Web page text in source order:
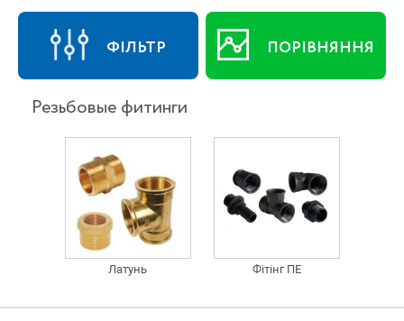
ФІЛЬТР ПОРІВНЯННЯ
Резьбовые фитинги
Латунь Фітінг ПЕ